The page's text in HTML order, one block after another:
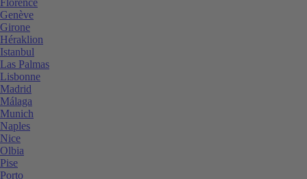
Genève
Girone
Héraklion
Istanbul
Las Palmas
Lisbonne
Madrid
Málaga
Munich
Naples
Nice
Olbia
Pise
Porto